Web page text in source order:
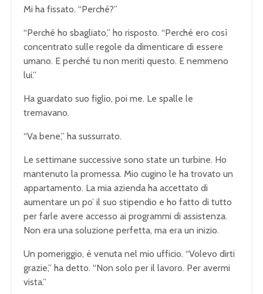
Mi ha fissato. “Perché?”
“Perché ho sbagliato,” ho risposto. “Perché ero così
concentrato sulle regole da dimenticare di essere
umano. E perché tu non meriti questo. E nemmeno
lui.”
Ha guardato suo figlio, poi me. Le spalle le
tremavano.
“Va bene,” ha sussurrato.
Le settimane successive sono state un turbine. Ho
mantenuto la promessa. Mio cugino le ha trovato un
appartamento. La mia azienda ha accettato di
aumentare un po’ il suo stipendio e ho fatto di tutto
per farle avere accesso ai programmi di assistenza.
Non era una soluzione perfetta, ma era un inizio.
Un pomeriggio, è venuta nel mio ufficio. “Volevo dirti
grazie,” ha detto. “Non solo per il lavoro. Per avermi
vista.”